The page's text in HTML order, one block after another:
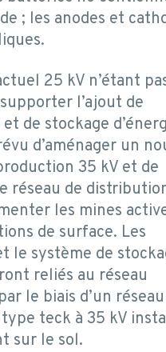
; les anodes et
25 kV n’étant
l’ajout de
de stockage
d’aménager un
35 kV et de
réseau de
les mines
de surface. Les
le système de
reliés au réseau
le biais d’un
teck à 35 kV
sur le sol.